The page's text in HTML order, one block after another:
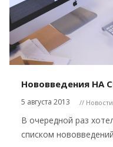
Нововведения НА
5 августа 2013 // Новости
В очередной раз
списком